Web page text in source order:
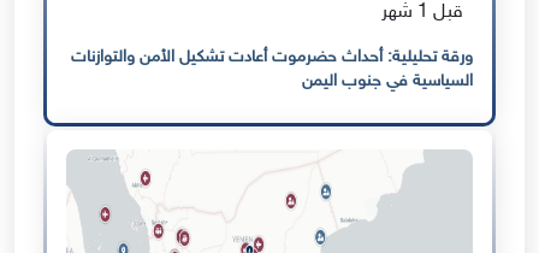
قبل 1 شهر
ورقة تحليلية: أحداث حضرموت أعادت تشكيل الأمن والتوازنات
السياسية في جنوب اليمن